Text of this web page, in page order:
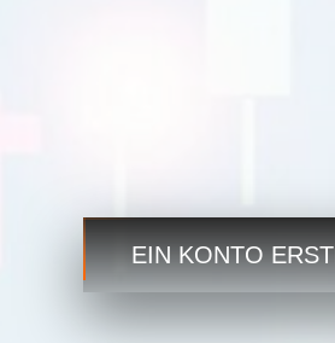
die globalen Märkte
EIN KONTO